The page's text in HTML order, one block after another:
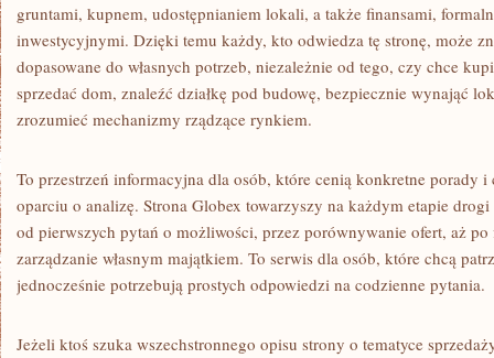
gruntami, kupnem, udostępnianiem lokali, a także finansami,
inwestycyjnymi. Dzięki temu każdy, kto odwiedza tę stronę, może
dopasowane do własnych potrzeb, niezależnie od tego, czy chce
sprzedać dom, znaleźć działkę pod budowę, bezpiecznie wynająć
zrozumieć mechanizmy rządzące rynkiem.
To przestrzeń informacyjna dla osób, które cenią konkretne porady
oparciu o analizę. Strona Globex towarzyszy na każdym etapie
od pierwszych pytań o możliwości, przez porównywanie ofert, aż
zarządzanie własnym majątkiem. To serwis dla osób, które chcą
jednocześnie potrzebują prostych odpowiedzi na codzienne pytania.
Jeżeli ktoś szuka wszechstronnego opisu strony o tematyce